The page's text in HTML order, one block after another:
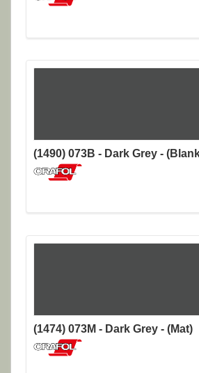
(1490) 073B - Dark Grey -
(1474) 073M - Dark Grey - (Mat)